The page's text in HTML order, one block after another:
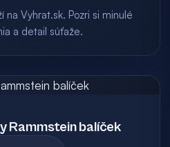
na Vyhrat.sk. Pozri si minulé
a detail súťaže.
Rammstein balíček